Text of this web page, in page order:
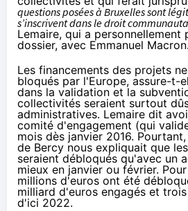
questions posées à Bruxelles sont
s’inscrivent dans le droit
Lemaire, qui a personnellement
dossier, avec Emmanuel Macron.
Les financements des projets
bloqués par l'Europe, assure-t-
dans la validation et la
collectivités seraient surtout
administratives. Lemaire dit
comité d'engagement (qui
mois dès janvier 2016.
de Bercy nous expliquait que
seraient débloqués qu'avec un
mieux en janvier ou février.
millions d'euros ont été
milliard d'euros engagés et
d'ici 2022.